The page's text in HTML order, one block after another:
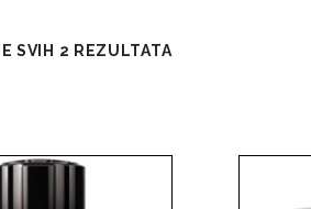
SVIH 2 REZULTATA